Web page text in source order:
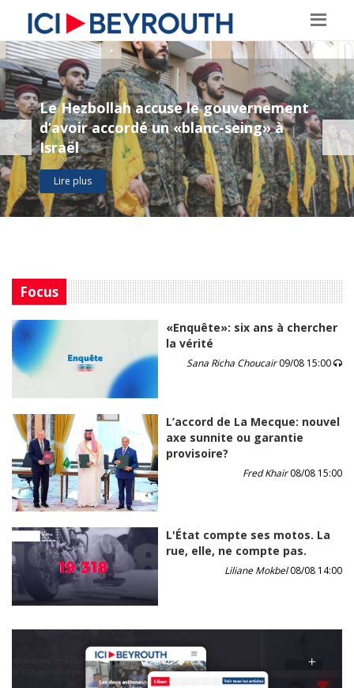
Le Hezbollah accuse le gouvernement
d’avoir accordé un «blanc-seing» à
Israël
Lire plus
Focus
«Enquête»: six ans à chercher
la vérité
Sana Richa Choucair09/08 15:00
L’accord de La Mecque: nouvel
axe sunnite ou garantie
provisoire?
Fred Khair08/08 15:00
L'État compte ses motos. La
rue, elle, ne compte pas.
Liliane Mokbel08/08 14:00